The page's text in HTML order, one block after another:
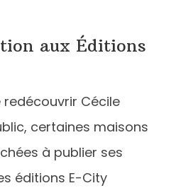
aux Éditions
Cécile
certaines maisons
à publier ses
éditions E-City